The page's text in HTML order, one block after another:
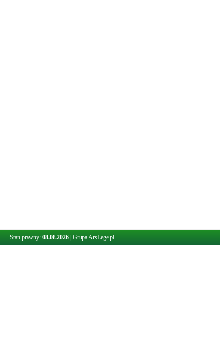
Stan prawny: 08.08.2026 Grupa ArsLege.pl